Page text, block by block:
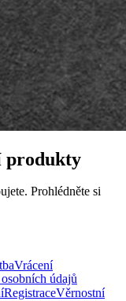
produkty
Prohlédněte si
Vrácení
údajů
RegistraceVěrnostní